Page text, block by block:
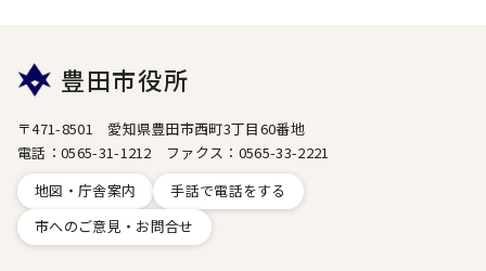
豊田市役所
〒471-8501 愛知県豊田市西町3丁目60番地
電話：0565-31-1212 ファクス：0565-33-2221
地図・庁舎案内
手話で電話をする
市へのご意見・お問合せ